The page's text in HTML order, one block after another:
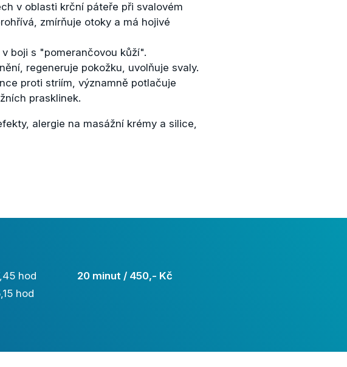
v oblasti krční páteře při svalovém
zmírňuje otoky a má hojivé
boji s "pomerančovou kůží".
regeneruje pokožku, uvolňuje svaly.
proti striím, významně potlačuje
prasklinek.
alergie na masážní krémy a silice,
hod
20 minut / 450,- Kč
hod